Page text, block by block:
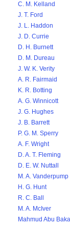
C. M. Kelland
J. T. Ford
J. L. Haddon
J. D. Currie
D. H. Burnett
D. M. Dureau
J. W. K. Verity
A. R. Fairmaid
K. R. Botting
A. G. Winnicott
J. G. Hughes
J. B. Barrett
P. G. M. Sperry
A. F. Wright
D. A. T. Fleming
D. E. W. Nuttall
M. A. Vanderpump
H. G. Hunt
R. C. Ball
M. A. McIver
Mahmud Abu